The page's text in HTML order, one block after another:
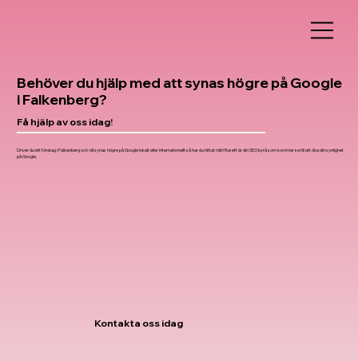
Behöver du hjälp med att synas högre på Google
i Falkenberg?
Få hjälp av oss idag!
Driver du ett företag i Falkenberg och vill synas högre på Google lokalt eller internationellt så har du hittat rätt! Rosett är din SEO byrå som kommer se till att öka din synlighet
på Google.
Kontakta oss idag